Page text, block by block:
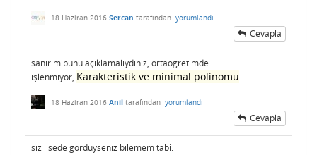
18 Haziran 2016 Sercan tarafından yorumlandı
Cevapla
sanırım bunu açıklamalıydınız, ortaogretımde
ışlenmıyor, Karakteristik ve minimal polinomu
18 Haziran 2016 Anil tarafından yorumlandı
Cevapla
sız lısede gorduysenız bılemem tabi.